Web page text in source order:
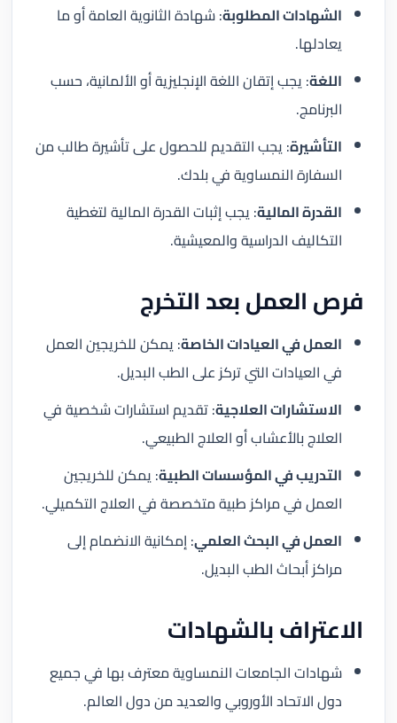
الشهادات المطلوبة: شهادة الثانوية العامة أو ما
يعادلها.
اللغة: يجب إتقان اللغة الإنجليزية أو الألمانية، حسب
البرنامج.
التأشيرة: يجب التقديم للحصول على تأشيرة طالب من
السفارة النمساوية في بلدك.
القدرة المالية: يجب إثبات القدرة المالية لتغطية
التكاليف الدراسية والمعيشية.
فرص العمل بعد التخرج
العمل في العيادات الخاصة: يمكن للخريجين العمل
في العيادات التي تركز على الطب البديل.
الاستشارات العلاجية: تقديم استشارات شخصية في
العلاج بالأعشاب أو العلاج الطبيعي.
التدريب في المؤسسات الطبية: يمكن للخريجين
العمل في مراكز طبية متخصصة في العلاج التكميلي.
العمل في البحث العلمي: إمكانية الانضمام إلى
مراكز أبحاث الطب البديل.
الاعتراف بالشهادات
شهادات الجامعات النمساوية معترف بها في جميع
دول الاتحاد الأوروبي والعديد من دول العالم.